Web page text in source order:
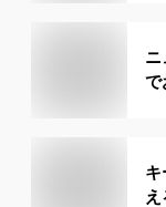
ニ
で
キ